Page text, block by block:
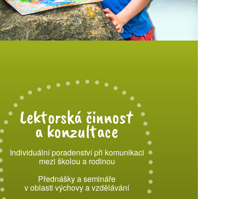
Lektorská činnost
a konzultace
Individuální poradenství při komunikaci
mezi školou a rodinou
Přednášky a semináře
v oblasti výchovy a vzdělávání